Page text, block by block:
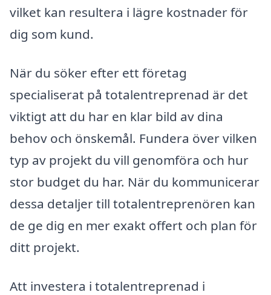
vilket kan resultera i lägre kostnader för
dig som kund.
När du söker efter ett företag
specialiserat på totalentreprenad är det
viktigt att du har en klar bild av dina
behov och önskemål. Fundera över vilken
typ av projekt du vill genomföra och hur
stor budget du har. När du kommunicerar
dessa detaljer till totalentreprenören kan
de ge dig en mer exakt offert och plan för
ditt projekt.
Att investera i totalentreprenad i